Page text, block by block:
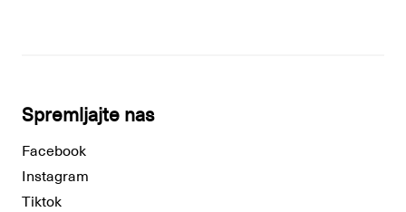
Spremljajte nas
Facebook
Instagram
Tiktok